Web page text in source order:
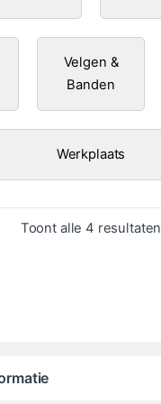
Velgen &
Banden
Werkplaats
Toont alle 4 resultaten